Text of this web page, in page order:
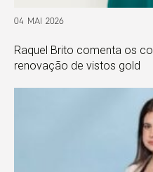
04 MAI 2026
Raquel Brito comenta os
renovação de vistos gold